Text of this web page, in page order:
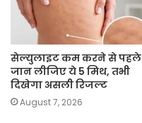
सेल्युलाइट कम करने से पहले
जान लीजिए ये 5 मिथ, तभी
दिखेगा असली रिजल्ट
August 7, 2026